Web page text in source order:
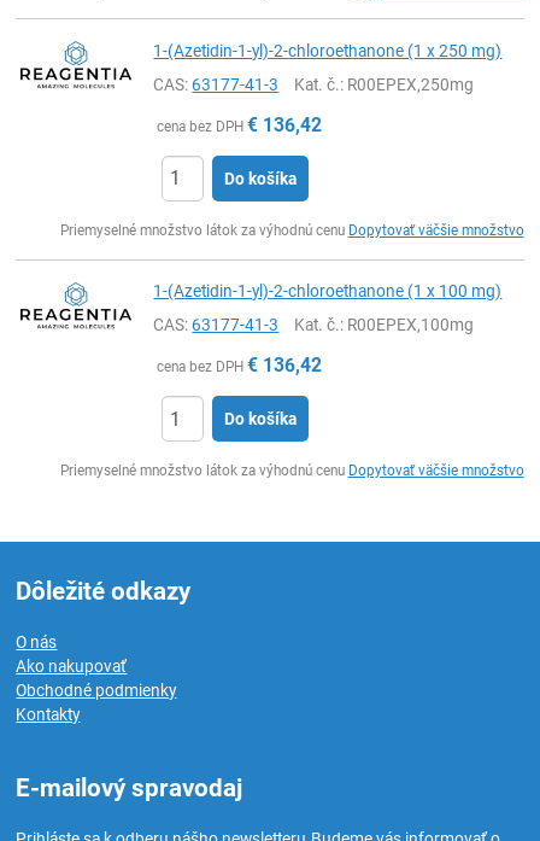
1-(Azetidin-1-yl)-2-chloroethanone (1 x 250 mg)
CAS:63177-41-3 Kat. č.: R00EPEX,250mg
cena bez DPH € 136,42
Do košíka
Priemyselné množstvo látok za výhodnú cenu Dopytovať väčšie množstvo
1-(Azetidin-1-yl)-2-chloroethanone (1 x 100 mg)
CAS:63177-41-3 Kat. č.: R00EPEX,100mg
cena bez DPH € 136,42
Do košíka
Priemyselné množstvo látok za výhodnú cenu Dopytovať väčšie množstvo
Dôležité odkazy
O nás
Ako nakupovať
Obchodné podmienky
Kontakty
E-mailový spravodaj